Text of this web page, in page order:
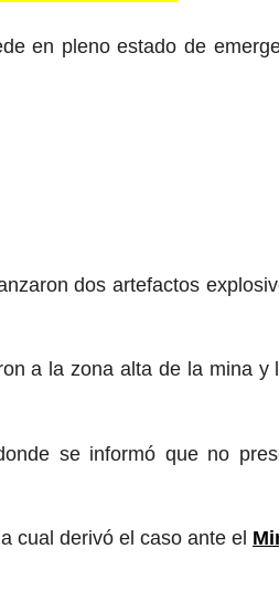
en pleno estado de
dos artefactos
a la zona alta de la mina y
se informó que no
cual derivó el caso ante el